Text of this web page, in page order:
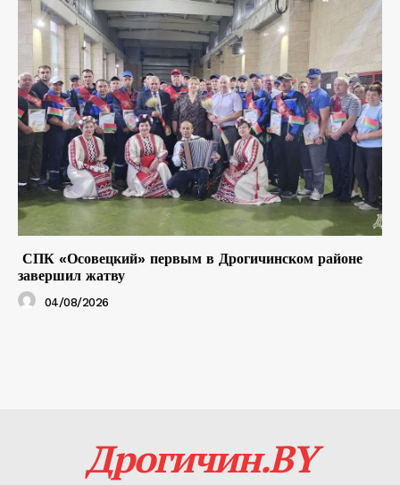
СПК «Осовецкий» первым в Дрогичинском районе
завершил жатву
04/08/2026
Дрогичин.BY